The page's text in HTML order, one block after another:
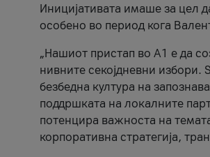
Иницијативата имаше за цел
особено во период кога
„Нашиот пристап во А1 е да
нивните секојдневни
безбедна култура на
поддршката на локалните
потенцира важноста на
корпоративна стратегија,